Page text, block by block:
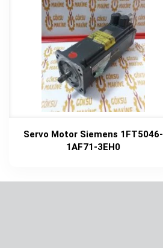
Servo Motor Siemens 1FT5046-
1AF71-3EH0